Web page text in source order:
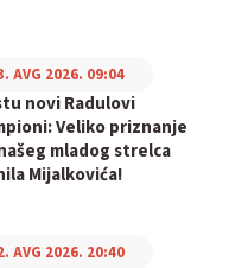
novi Radulovi
Veliko priznanje
mladog strelca
Mijalkovića!
AVG 2026. 09:04
AVG 2026. 20:40